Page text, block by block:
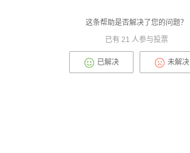
这条帮助是否解决了您的问题？
已有 21 人参与投票
已解决 未解决